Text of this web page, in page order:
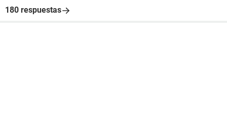
180 respuestas